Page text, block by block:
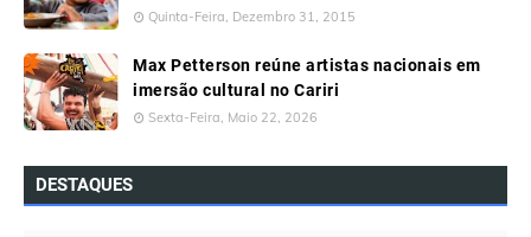
Quinta-Feira, Dezembro 31, 2015
Max Petterson reúne artistas nacionais em
imersão cultural no Cariri
Sexta-Feira, Maio 22, 2026
DESTAQUES